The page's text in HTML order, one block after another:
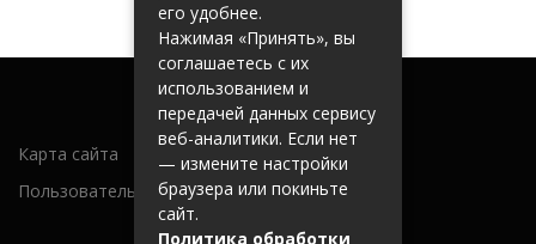
Карта сайта
Пользовательское соглашение
его удобнее.
Нажимая «Принять», вы
соглашаетесь с их
использованием и
передачей данных сервису
веб-аналитики. Если нет
— измените настройки
браузера или покиньте
сайт.
Политика обработки